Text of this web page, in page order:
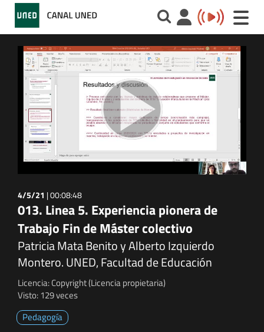
Toggle
4/5/21 |00:08:48
013. Linea 5. Experiencia pionera de
Trabajo Fin de Máster colectivo
Patricia Mata Benito y Alberto Izquierdo
Montero. UNED, Facultad de Educación
Licencia: Copyright (Licencia propietaria)
Visto: 129 veces
Pedagogía